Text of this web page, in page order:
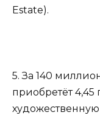
Estate).
5. За 140
приобретёт 4,45